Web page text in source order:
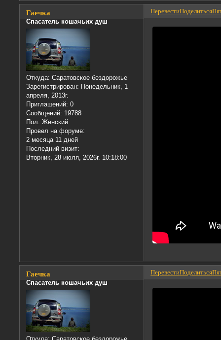
ПеревестиПоделиться
Гаечка
Спасатель кошачьих душ
Откуда: Саратовское бездорожье
Зарегистрирован: Понедельник, 1
апреля, 2013г.
Приглашений: 0
Сообщений: 19788
Пол: Женский
Провел на форуме:
2 месяца 11 дней
Последний визит:
Вторник, 28 июля, 2026г. 10:18:00
ПеревестиПоделиться
Гаечка
Спасатель кошачьих душ